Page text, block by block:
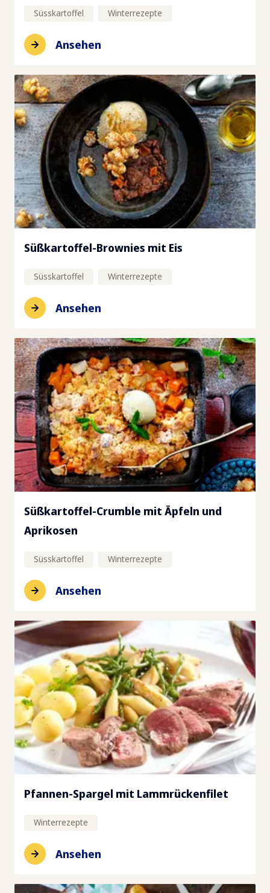
Süsskartoffel Winterrezepte
Ansehen
Süßkartoffel-Brownies mit Eis
Süsskartoffel Winterrezepte
Ansehen
Süßkartoffel-Crumble mit Äpfeln und
Aprikosen
Süsskartoffel Winterrezepte
Ansehen
Pfannen-Spargel mit Lammrückenfilet
Winterrezepte
Ansehen